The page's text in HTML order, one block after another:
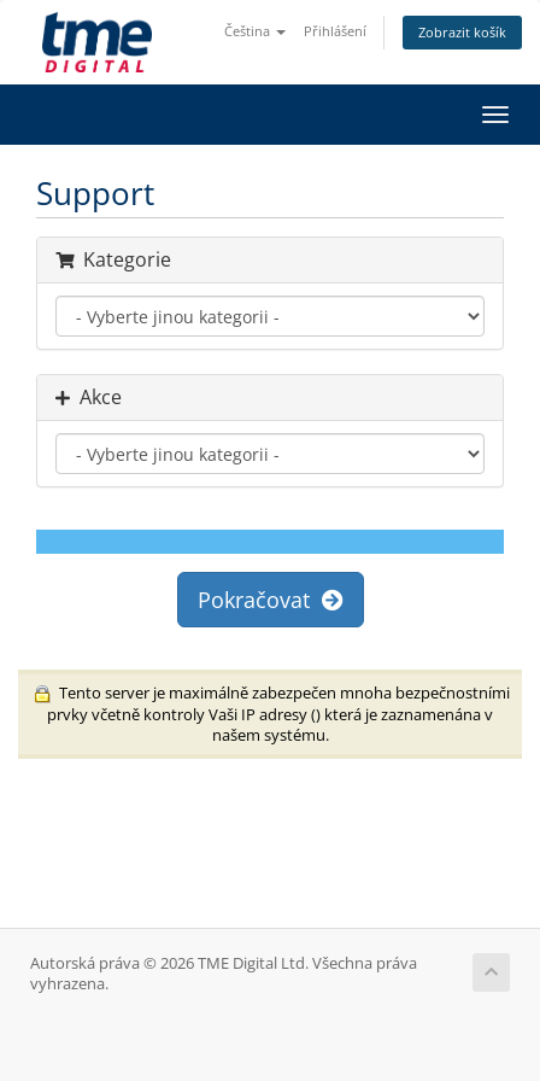
Čeština Přihlášení Zobrazit košík
Support
Kategorie
Akce
Pokračovat
Tento server je maximálně zabezpečen mnoha bezpečnostními
prvky včetně kontroly Vaši IP adresy () která je zaznamenána v
našem systému.
Autorská práva © 2026 TME Digital Ltd. Všechna práva
vyhrazena.